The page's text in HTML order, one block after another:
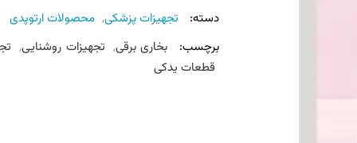
دسته:
تجهیزات پزشکی, محصولات ارتوپدی
برچسب:
بخاری برقی, تجهیزات روشنایی,
قطعات یدکی